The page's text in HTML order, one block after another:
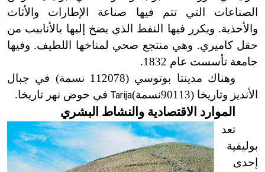
الصناعات التي تتم فيها صناعة الإطارات والأثاث
والأحذية. ويكرر فيها النفط الذي يضخ إليها بالأنابيب من
حقل كاميري. وهي منتجع صحي لمناخها اللطيف. وفيها
جامعة تأسست عام 1832.
وهناك مدينتا بوتوسي (112078 نسمة) في جبال
الأنديز وتاريخا (90113 نسمة)Tarija في حوض نهر تاريخا.
الموارد الاقتصادية والنشاط البشري
تعد
بوليفية
إحدى